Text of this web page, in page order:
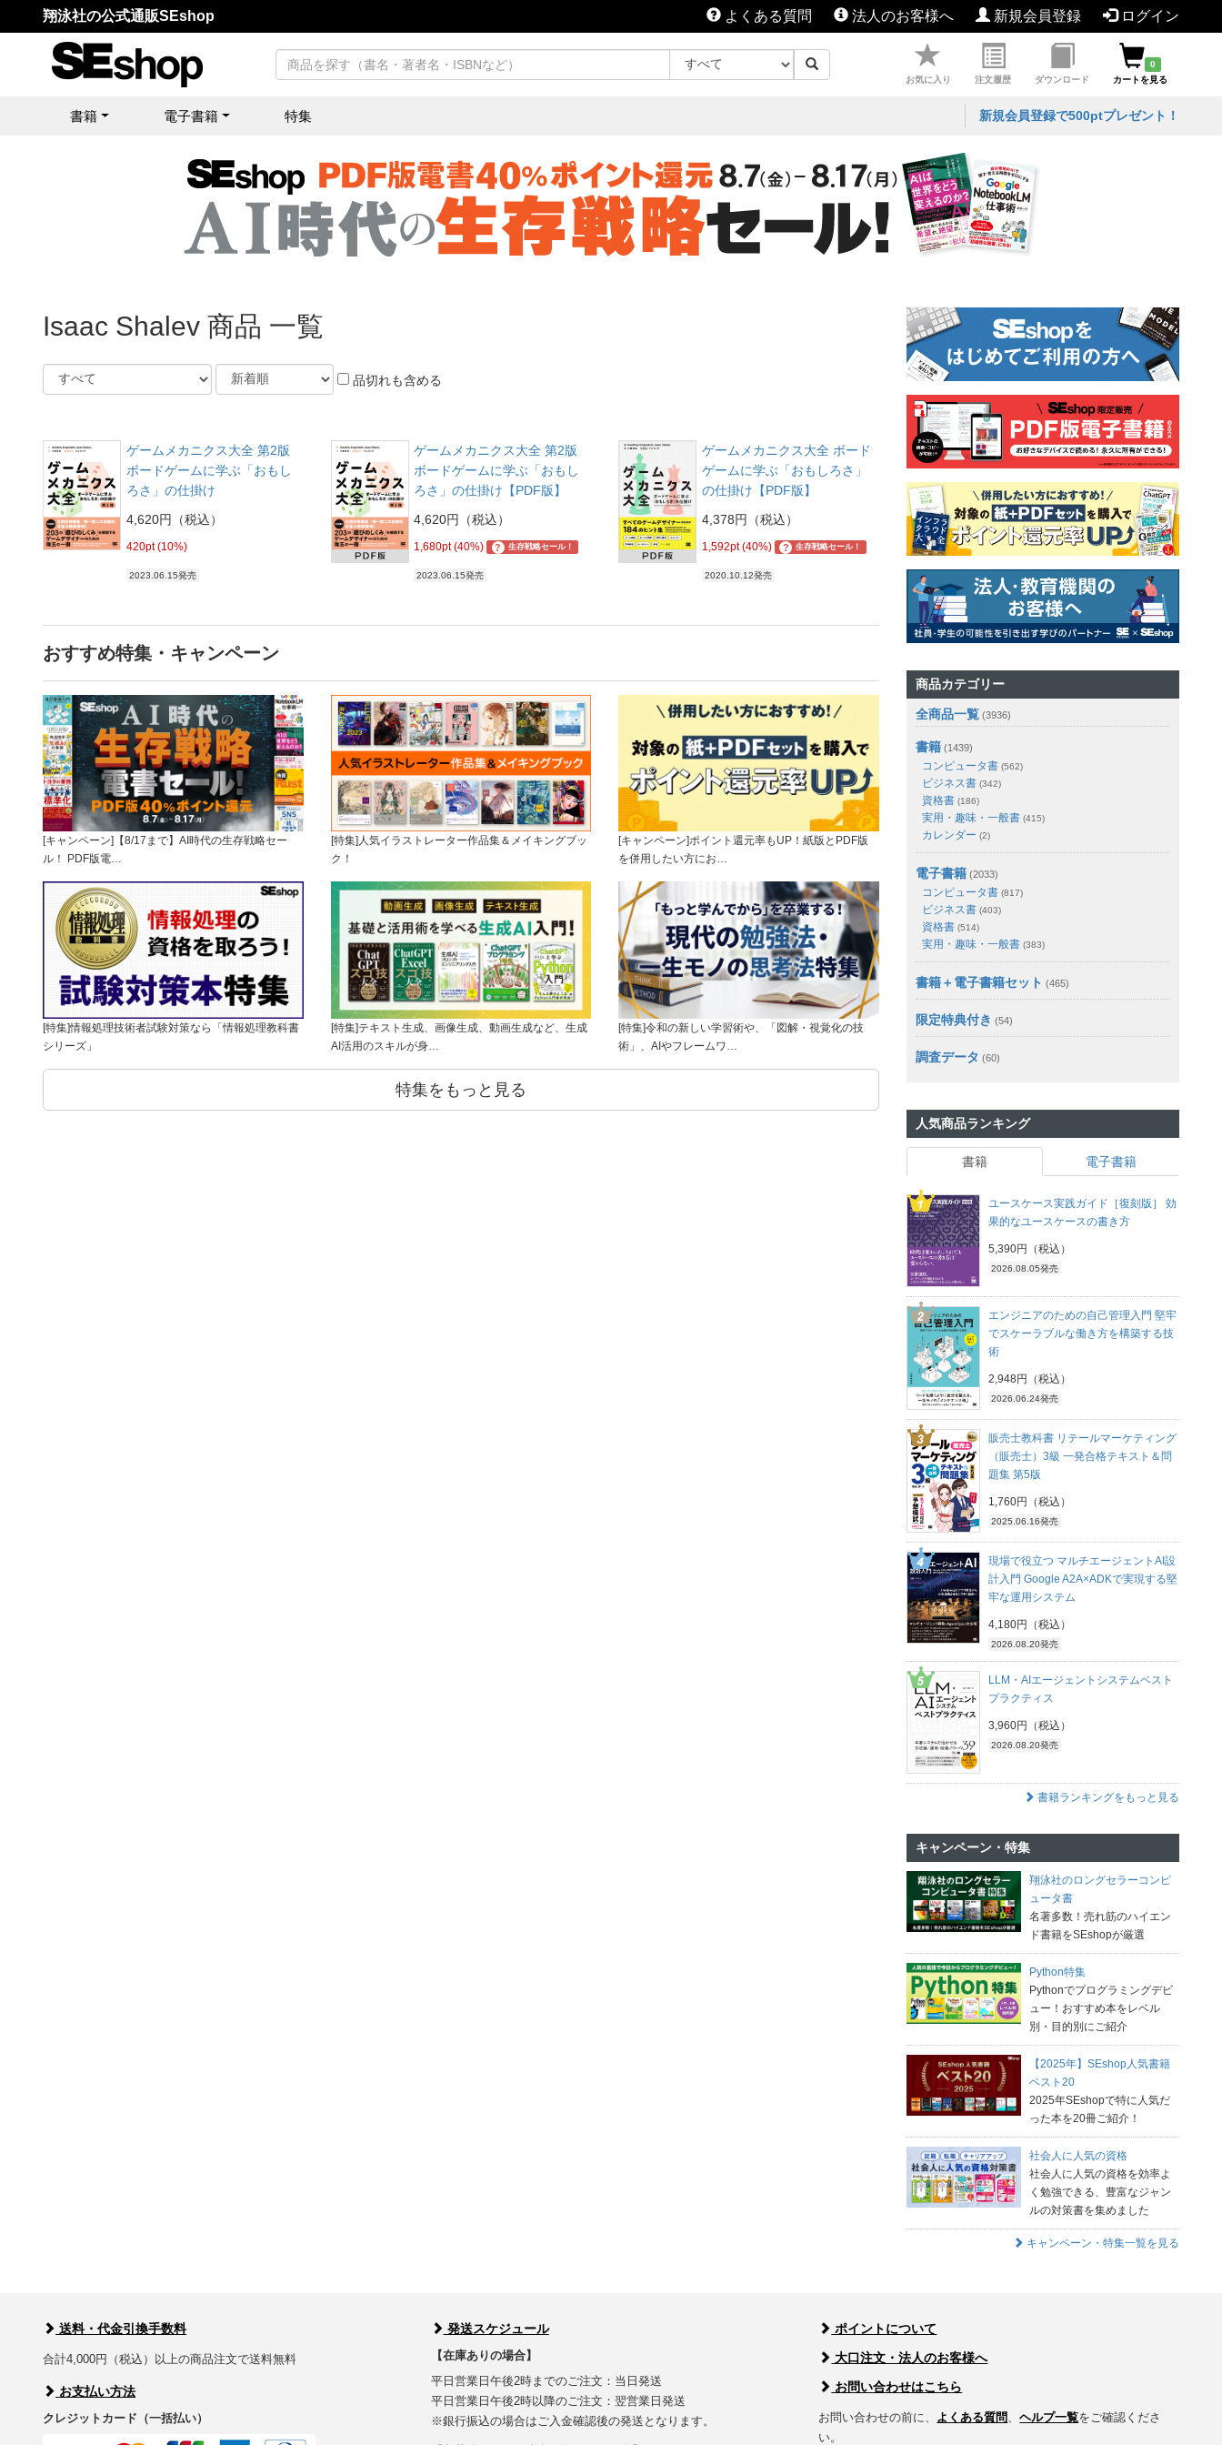
翔泳社の公式通販SEshop よくある質問 法人のお客様へ 新規会員登録 ログイン
お気に入り 注文履歴 ダウンロード
0
カートを見る
書籍 電子書籍 特集 新規会員登録で500ptプレゼント！
Isaac Shalev 商品 一覧
品切れも含める
ゲームメカニクス大全 第2版
ボードゲームに学ぶ「おもし
ろさ」の仕掛け
4,620円（税込）
420pt (10%)
2023.06.15発売
ゲームメカニクス大全 第2版
ボードゲームに学ぶ「おもし
ろさ」の仕掛け【PDF版】
4,620円（税込）
1,680pt (40%) ? 生存戦略セール！
2023.06.15発売
ゲームメカニクス大全 ボード
ゲームに学ぶ「おもしろさ」
の仕掛け【PDF版】
4,378円（税込）
1,592pt (40%) ? 生存戦略セール！
2020.10.12発売
おすすめ特集・キャンペーン
[キャンペーン]【8/17まで】AI時代の生存戦略セー
ル！ PDF版電…
[特集]人気イラストレーター作品集＆メイキングブッ
ク！
[キャンペーン]ポイント還元率もUP！紙版とPDF版
を併用したい方にお…
[特集]情報処理技術者試験対策なら「情報処理教科書
シリーズ」
[特集]テキスト生成、画像生成、動画生成など、生成
AI活用のスキルが身…
[特集]令和の新しい学習術や、「図解・視覚化の技
術」、AIやフレームワ…
特集をもっと見る
商品カテゴリー
全商品一覧 (3936)
書籍 (1439)
コンピュータ書 (562)
ビジネス書 (342)
資格書 (186)
実用・趣味・一般書 (415)
カレンダー (2)
電子書籍 (2033)
コンピュータ書 (817)
ビジネス書 (403)
資格書 (514)
実用・趣味・一般書 (383)
書籍＋電子書籍セット (465)
限定特典付き (54)
調査データ (60)
人気商品ランキング
書籍 電子書籍
ユースケース実践ガイド［復刻版］ 効
果的なユースケースの書き方
5,390円（税込）
2026.08.05発売
エンジニアのための自己管理入門 堅牢
でスケーラブルな働き方を構築する技
術
2,948円（税込）
2026.06.24発売
販売士教科書 リテールマーケティング
（販売士）3級 一発合格テキスト＆問
題集 第5版
1,760円（税込）
2025.06.16発売
現場で役立つ マルチエージェントAI設
計入門 Google A2A×ADKで実現する堅
牢な運用システム
4,180円（税込）
2026.08.20発売
LLM・AIエージェントシステムベスト
プラクティス
3,960円（税込）
2026.08.20発売
書籍ランキングをもっと見る
キャンペーン・特集
翔泳社のロングセラーコンピ
ュータ書
名著多数！売れ筋のハイエン
ド書籍をSEshopが厳選
Python特集
Pythonでプログラミングデビ
ュー！おすすめ本をレベル
別・目的別にご紹介
【2025年】SEshop人気書籍
ベスト20
2025年SEshopで特に人気だ
った本を20冊ご紹介！
社会人に人気の資格
社会人に人気の資格を効率よ
く勉強できる、豊富なジャン
ルの対策書を集めました
キャンペーン・特集一覧を見る
送料・代金引換手数料
合計4,000円（税込）以上の商品注文で送料無料
お支払い方法
クレジットカード（一括払い）
発送スケジュール
【在庫ありの場合】
平日営業日午後2時までのご注文：当日発送
平日営業日午後2時以降のご注文：翌営業日発送
※銀行振込の場合はご入金確認後の発送となります。
ポイントについて
大口注文・法人のお客様へ
お問い合わせはこちら
お問い合わせの前に、 よくある質問、ヘルプ一覧をご確認くださ
い。